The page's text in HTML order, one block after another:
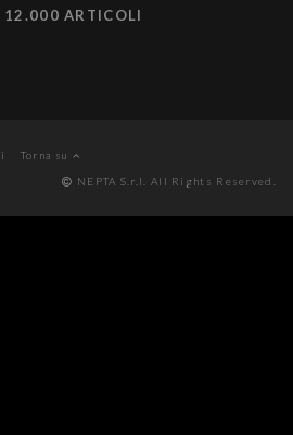
12.000 ARTICOLI
Torna su
NEPTA S.r.l. All Rights Reserved.